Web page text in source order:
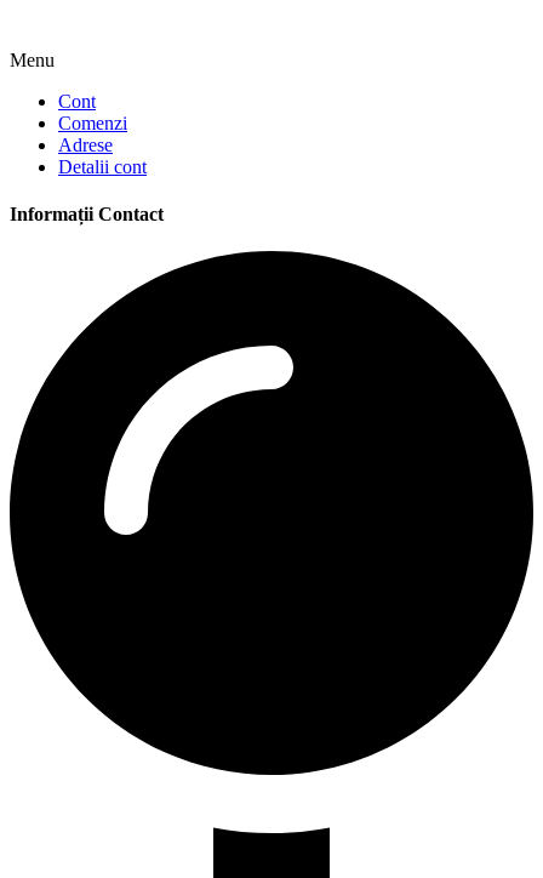
Menu
Cont
Comenzi
Adrese
Detalii cont
Informații Contact